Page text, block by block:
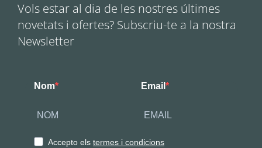
Vols estar al dia de les nostres últimes
novetats i ofertes? Subscriu-te a la nostra
Newsletter
Nom Email
Accepto els termes i condicions